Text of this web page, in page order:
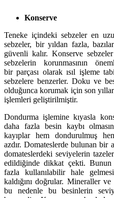
Konserve
Teneke içindeki sebzeler en
sebzeler, bir yıldan fazla,
güvenli kalır. Konserve
sebzelerin korunmasının
bir parçası olarak ısıl işleme
sebzelere benzerler. Doku ve
olduğunca korumak için son
işlemleri geliştirilmiştir.
Dondurma işlemine kıyasla
daha fazla besin kaybı
kayıplar hem dondurulmuş
azdır. Domateslerde bulunan
domateslerdeki seviyelerin
edildiğinde dikkat çekti. Bunun
fazla kullanılabilir hale
kaldığını doğrular. Mineraller
bu nedenle bu besinlerin